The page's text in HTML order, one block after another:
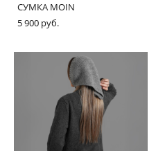
СУМКА MOIN
5 900 pуб.